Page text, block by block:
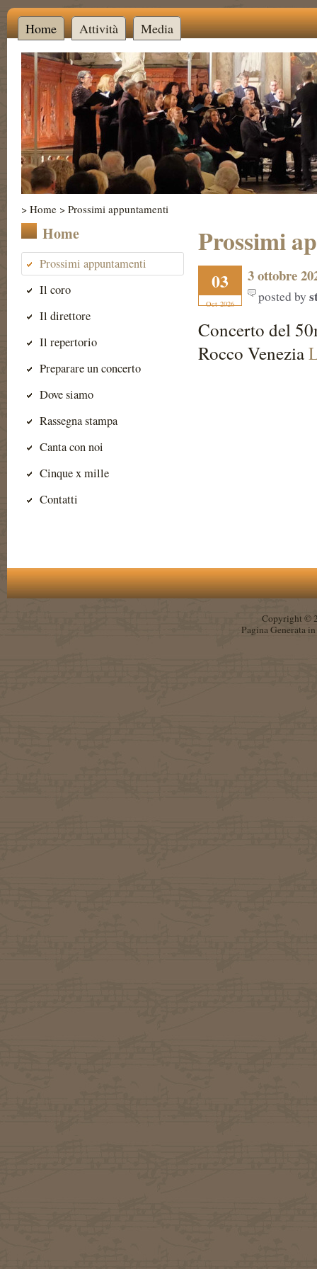
Home Attività Media
> Home > Prossimi appuntamenti
Home
Prossimi appuntamenti
Il coro
Il direttore
Il repertorio
Preparare un concerto
Dove siamo
Rassegna stampa
Canta con noi
Cinque x mille
Contatti
Prossimi
03
Oct 2026
3 ottobre
posted by
Concerto del
Rocco Venezia
Copyright ©
Pagina Generata